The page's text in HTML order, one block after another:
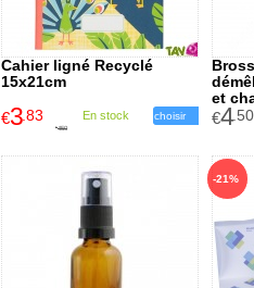
Cahier ligné Recyclé
15x21cm
€4.50
€3.83 En stock choisir
et
€4 .50
-21%